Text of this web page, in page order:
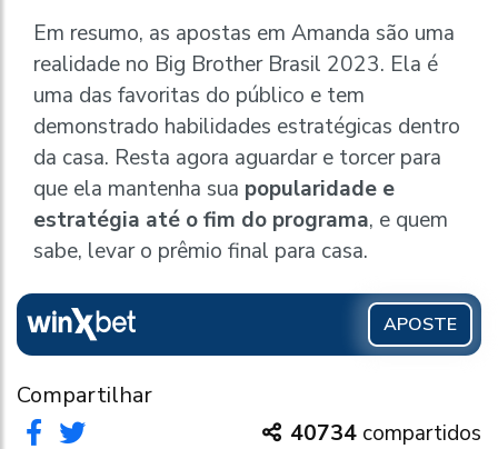
Em resumo, as apostas em Amanda são uma
realidade no Big Brother Brasil 2023. Ela é
uma das favoritas do público e tem
demonstrado habilidades estratégicas dentro
da casa. Resta agora aguardar e torcer para
que ela mantenha sua popularidade e
estratégia até o fim do programa, e quem
sabe, levar o prêmio final para casa.
APOSTE
Compartilhar
40734 compartidos